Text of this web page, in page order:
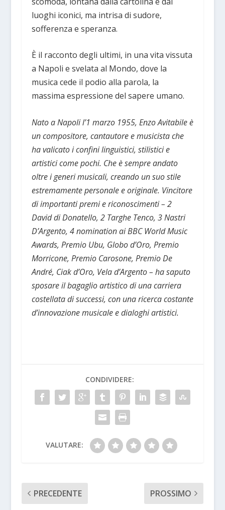
luoghi iconici, ma intrisa di sudore,
sofferenza e speranza.
È il racconto degli ultimi, in una vita vissuta
a Napoli e svelata al Mondo, dove la
musica cede il podio alla parola, la
massima espressione del sapere umano.
Nato a Napoli l’1 marzo 1955, Enzo Avitabile è
un compositore, cantautore e musicista che
ha valicato i confini linguistici, stilistici e
artistici come pochi. Che è sempre andato
oltre i generi musicali, creando un suo stile
estremamente personale e originale. Vincitore
di importanti premi e riconoscimenti – 2
David di Donatello, 2 Targhe Tenco, 3 Nastri
D’Argento, 4 nomination ai BBC World Music
Awards, Premio Ubu, Globo d’Oro, Premio
Morricone, Premio Carosone, Premio De
André, Ciak d’Oro, Vela d’Argento – ha saputo
sposare il bagaglio artistico di una carriera
costellata di successi, con una ricerca costante
d’innovazione musicale e dialoghi artistici.
CONDIVIDERE:
VALUTARE:
PRECEDENTE PROSSIMO